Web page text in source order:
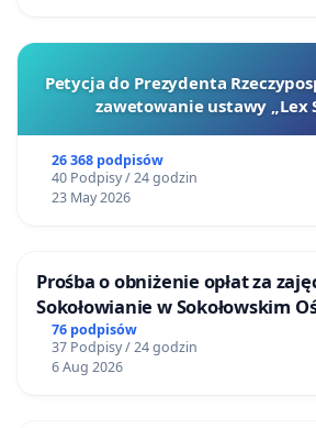
Petycja do Prezydenta
zawetowanie ustawy „Lex
26 368 podpisów
40 Podpisy / 24 godzin
23 May 2026
Prośba o obniżenie opłat za
Sokołowianie w Sokołowskim
76 podpisów
37 Podpisy / 24 godzin
6 Aug 2026